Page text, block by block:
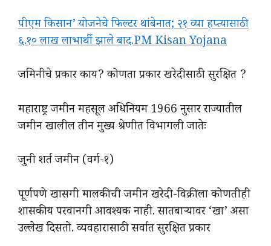
पीएम किसान’ योजनेचे फिल्टर थांबेनात; २१ व्या हप्त्यासाठी
६.१० लाख लाभार्थी झाले बाद.PM Kisan Yojana
जमिनीचे प्रकार काय? कोणता प्रकार खरेदीसाठी सुरक्षित ?
महाराष्ट्र जमीन महसूल अधिनियम 1966 नुसार राज्यातील
जमीन खालील तीन मुख्य श्रेणीत विभागली जातेः
जुनी शर्त जमीन (वर्ग-१)
पूर्णपणे खासगी मालकीची जमीन खरेदी-विक्रीला कोणतीही
शासकीय परवानगी आवश्यक नाही. सातबाऱ्यावर ‘खा’ असा
उल्लेख दिसतो. व्यवहारासाठी सर्वात सुरक्षित प्रकार